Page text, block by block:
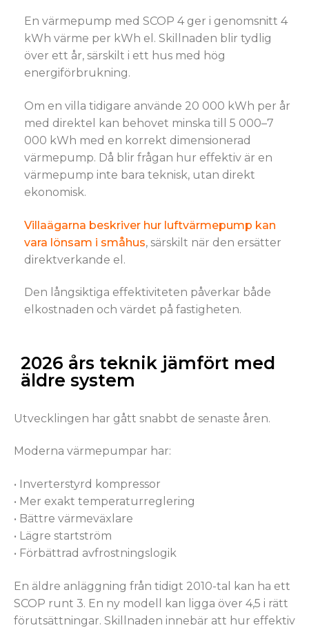
En värmepump med SCOP 4 ger i genomsnitt 4
kWh värme per kWh el. Skillnaden blir tydlig
över ett år, särskilt i ett hus med hög
energiförbrukning.
Om en villa tidigare använde 20 000 kWh per år
med direktel kan behovet minska till 5 000–7
000 kWh med en korrekt dimensionerad
värmepump. Då blir frågan hur effektiv är en
värmepump inte bara teknisk, utan direkt
ekonomisk.
Villaägarna beskriver hur luftvärmepump kan
vara lönsam i småhus, särskilt när den ersätter
direktverkande el.
Den långsiktiga effektiviteten påverkar både
elkostnaden och värdet på fastigheten.
2026 års teknik jämfört med
äldre system
Utvecklingen har gått snabbt de senaste åren.
Moderna värmepumpar har:
• Inverterstyrd kompressor
• Mer exakt temperaturreglering
• Bättre värmeväxlare
• Lägre startström
• Förbättrad avfrostningslogik
En äldre anläggning från tidigt 2010-tal kan ha ett
SCOP runt 3. En ny modell kan ligga över 4,5 i rätt
förutsättningar. Skillnaden innebär att hur effektiv